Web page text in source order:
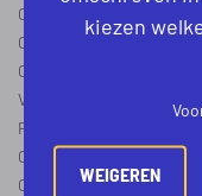
Operator A
Operator B
Operator C
Verschil operator A, B en C
Procesoperator salaris
Operator opleidingen–
Over de maakindustrie
kiezen
WEIGEREN